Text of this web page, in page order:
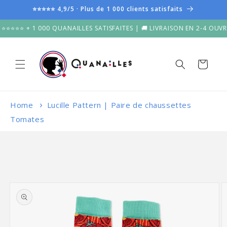
passer
au
contenu
⭐⭐⭐⭐⭐ 4,9/5 · Plus de 1 000 clients satisfaits
+ 1 000 QUANAILLES SATISFAITES | 🚚 LIVRAISON EN 2-4 OUVRÉS
Panier
Home
Lucille Pattern | Paire de chaussettes
Tomates